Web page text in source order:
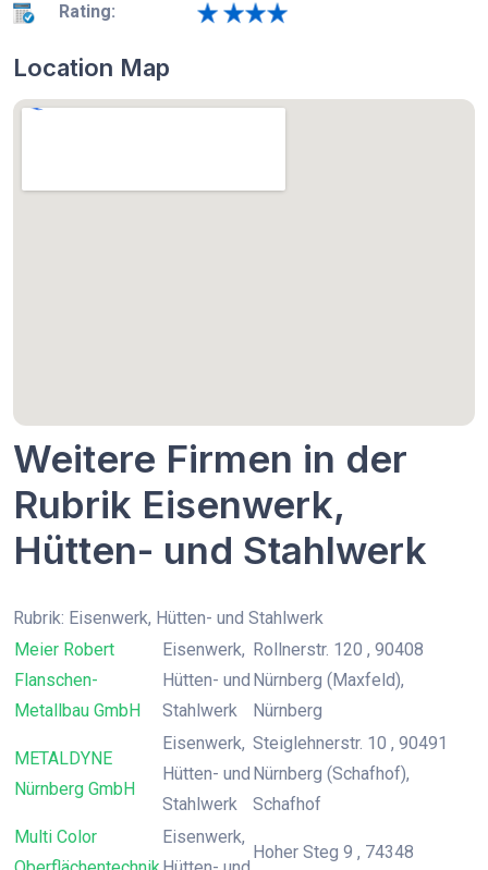
Rating:
Location Map
Weitere Firmen in der
Rubrik Eisenwerk,
Hütten- und Stahlwerk
Rubrik: Eisenwerk, Hütten- und Stahlwerk
Meier Robert
Flanschen-
Metallbau GmbH
Eisenwerk,
Hütten- und
Stahlwerk
Rollnerstr. 120 , 90408
Nürnberg (Maxfeld),
Nürnberg
METALDYNE
Nürnberg GmbH
Eisenwerk,
Hütten- und
Stahlwerk
Steiglehnerstr. 10 , 90491
Nürnberg (Schafhof),
Schafhof
Multi Color
Eisenwerk,
Hoher Steg 9 , 74348